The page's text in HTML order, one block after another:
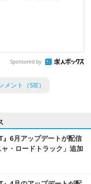
Sponsored by
ント（SIE）
』6月アップデートが配信
・ロードトラック」追加